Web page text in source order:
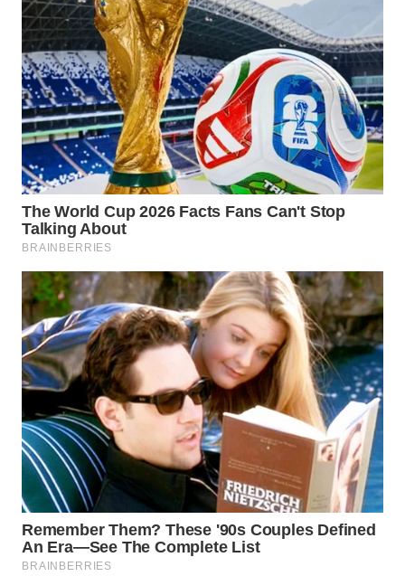
WN
TANGERANG
WN
BINJAI
WN
CIREBON
WN
INDRAMAYU
WN
KUNINGAN
WN
MAJALENGKA
WN
SUBANG
WN
SUKABUMI
WN
PURWAKARTA